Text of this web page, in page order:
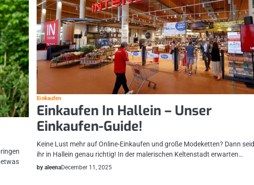
Einkaufen
Einkaufen In Hallein – Unser
Einkaufen-Guide!
Keine Lust mehr auf Online-Einkaufen und große Modeketten? Dann seid
ihr in Hallein genau richtig! In der malerischen Keltenstadt erwarten…
by aleenaDecember 11, 2025